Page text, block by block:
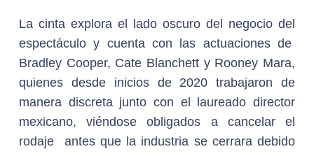
La cinta explora el lado oscuro del negocio del
espectáculo y cuenta con las actuaciones de
Bradley Cooper, Cate Blanchett y Rooney Mara,
quienes desde inicios de 2020 trabajaron de
manera discreta junto con el laureado director
mexicano, viéndose obligados a cancelar el
rodaje antes que la industria se cerrara debido